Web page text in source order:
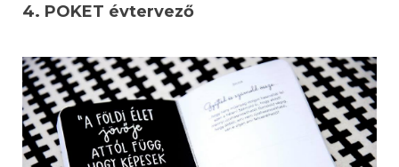
4. POKET évtervező